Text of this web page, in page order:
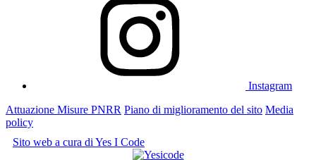
Instagram
Attuazione Misure PNRR Piano di miglioramento del sito Media
policy
Sito web a cura di Yes I Code